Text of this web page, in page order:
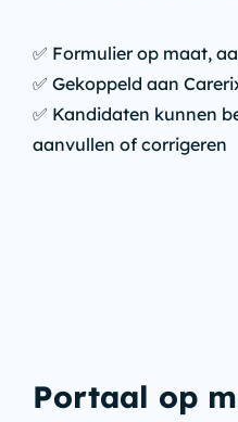
✅ Formulier op maat,
✅ Gekoppeld aan
✅ Kandidaten kunnen
aanvullen of corrigeren
Portaal op